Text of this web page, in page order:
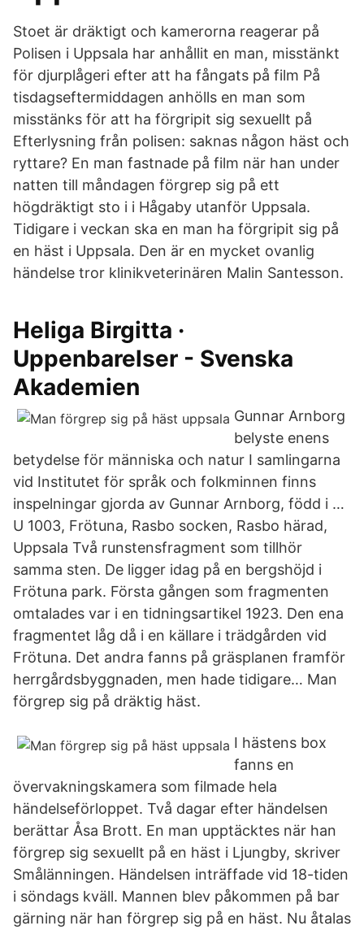
Stoet är dräktigt och kamerorna reagerar på
Polisen i Uppsala har anhållit en man, misstänkt
för djurplågeri efter att ha fångats på film På
tisdagseftermiddagen anhölls en man som
misstänks för att ha förgripit sig sexuellt på
Efterlysning från polisen: saknas någon häst och
ryttare? En man fastnade på film när han under
natten till måndagen förgrep sig på ett
högdräktigt sto i i Hågaby utanför Uppsala.
Tidigare i veckan ska en man ha förgripit sig på
en häst i Uppsala. Den är en mycket ovanlig
händelse tror klinikveterinären Malin Santesson.
Heliga Birgitta ·
Uppenbarelser - Svenska
Akademien
Gunnar Arnborg
belyste enens
betydelse för människa och natur I samlingarna
vid Institutet för språk och folkminnen finns
inspelningar gjorda av Gunnar Arnborg, född i …
U 1003, Frötuna, Rasbo socken, Rasbo härad,
Uppsala Två runstensfragment som tillhör
samma sten. De ligger idag på en bergshöjd i
Frötuna park. Första gången som fragmenten
omtalades var i en tidningsartikel 1923. Den ena
fragmentet låg då i en källare i trädgården vid
Frötuna. Det andra fanns på gräsplanen framför
herrgårdsbyggnaden, men hade tidigare… Man
förgrep sig på dräktig häst.
I hästens box
fanns en
övervakningskamera som filmade hela
händelseförloppet. Två dagar efter händelsen
berättar Åsa Brott. En man upptäcktes när han
förgrep sig sexuellt på en häst i Ljungby, skriver
Smålänningen. Händelsen inträffade vid 18-tiden
i söndags kväll. Mannen blev påkommen på bar
gärning när han förgrep sig på en häst. Nu åtalas